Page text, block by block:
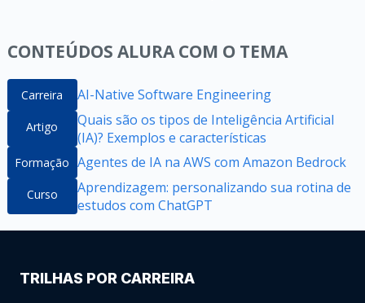
CONTEÚDOS ALURA COM O TEMA
Carreira AI-Native Software Engineering
Artigo
Quais são os tipos de Inteligência Artificial
(IA)? Exemplos e características
Formação Agentes de IA na AWS com Amazon Bedrock
Curso
Aprendizagem: personalizando sua rotina de
estudos com ChatGPT
TRILHAS POR CARREIRA